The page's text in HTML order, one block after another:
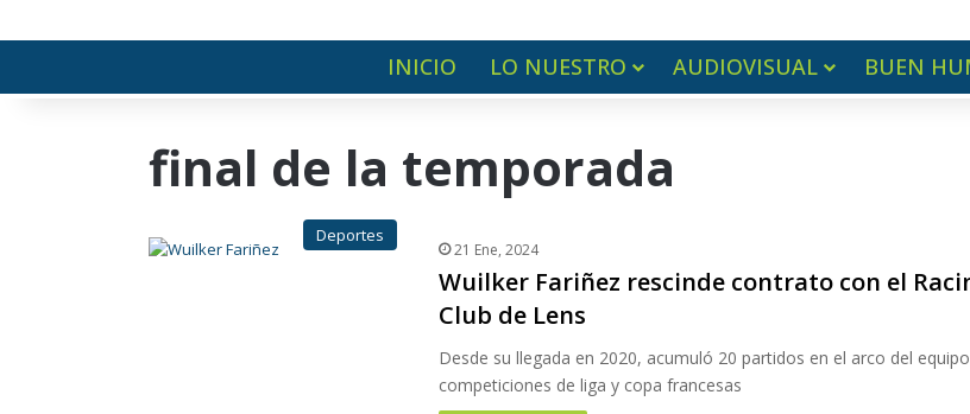
INICIO LO NUESTRO AUDIOVISUAL BUEN
final de la temporada
Deportes
21 Ene, 2024
Wuilker Fariñez rescinde contrato con el
Club de Lens
Desde su llegada en 2020, acumuló 20 partidos en el arco del
competiciones de liga y copa francesas